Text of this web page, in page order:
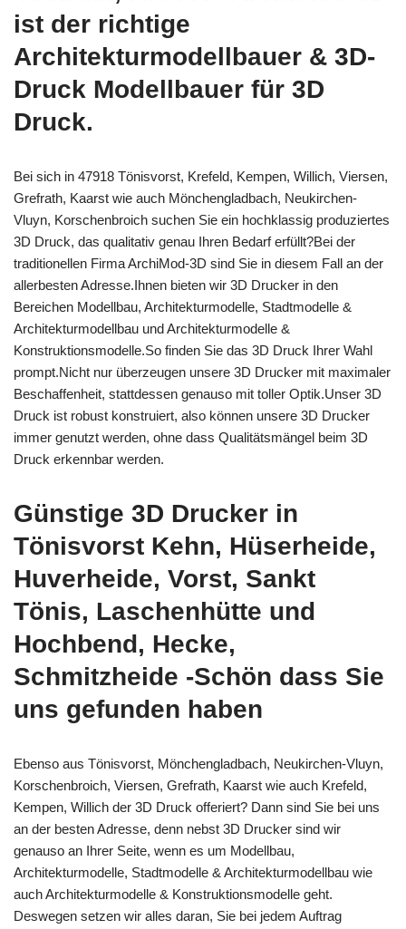
ist der richtige
Architekturmodellbauer & 3D-
Druck Modellbauer für 3D
Druck.
Bei sich in 47918 Tönisvorst, Krefeld, Kempen, Willich, Viersen,
Grefrath, Kaarst wie auch Mönchengladbach, Neukirchen-
Vluyn, Korschenbroich suchen Sie ein hochklassig produziertes
3D Druck, das qualitativ genau Ihren Bedarf erfüllt?Bei der
traditionellen Firma ArchiMod-3D sind Sie in diesem Fall an der
allerbesten Adresse.Ihnen bieten wir 3D Drucker in den
Bereichen Modellbau, Architekturmodelle, Stadtmodelle &
Architekturmodellbau und Architekturmodelle &
Konstruktionsmodelle.So finden Sie das 3D Druck Ihrer Wahl
prompt.Nicht nur überzeugen unsere 3D Drucker mit maximaler
Beschaffenheit, stattdessen genauso mit toller Optik.Unser 3D
Druck ist robust konstruiert, also können unsere 3D Drucker
immer genutzt werden, ohne dass Qualitätsmängel beim 3D
Druck erkennbar werden.
Günstige 3D Drucker in
Tönisvorst Kehn, Hüserheide,
Huverheide, Vorst, Sankt
Tönis, Laschenhütte und
Hochbend, Hecke,
Schmitzheide -Schön dass Sie
uns gefunden haben
Ebenso aus Tönisvorst, Mönchengladbach, Neukirchen-Vluyn,
Korschenbroich, Viersen, Grefrath, Kaarst wie auch Krefeld,
Kempen, Willich der 3D Druck offeriert? Dann sind Sie bei uns
an der besten Adresse, denn nebst 3D Drucker sind wir
genauso an Ihrer Seite, wenn es um Modellbau,
Architekturmodelle, Stadtmodelle & Architekturmodellbau wie
auch Architekturmodelle & Konstruktionsmodelle geht.
Deswegen setzen wir alles daran, Sie bei jedem Auftrag